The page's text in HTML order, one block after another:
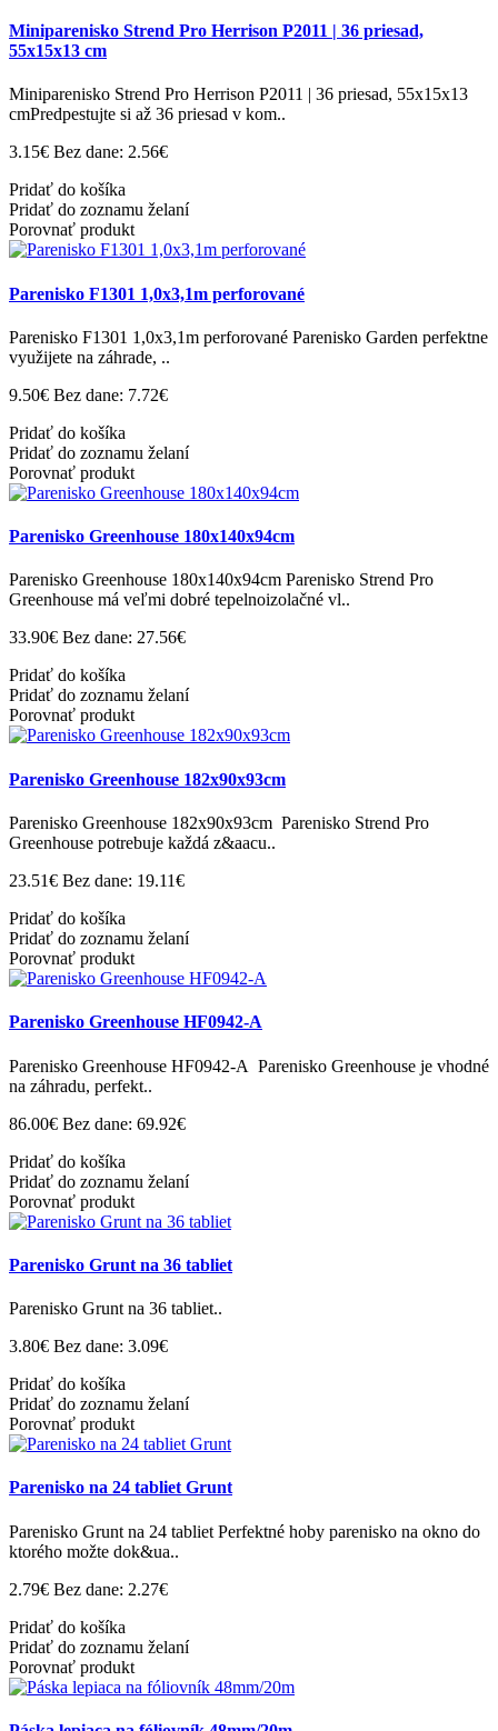
Miniparenisko Strend Pro Herrison P2011 | 36 priesad,
55x15x13 cm
Miniparenisko Strend Pro Herrison P2011 | 36 priesad, 55x15x13
cmPredpestujte si až 36 priesad v kom..
3.15€ Bez dane: 2.56€
Pridať do košíka
Pridať do zoznamu želaní
Porovnať produkt
Parenisko F1301 1,0x3,1m perforované
Parenisko F1301 1,0x3,1m perforované Parenisko Garden perfektne
využijete na záhrade, ..
9.50€ Bez dane: 7.72€
Pridať do košíka
Pridať do zoznamu želaní
Porovnať produkt
Parenisko Greenhouse 180x140x94cm
Parenisko Greenhouse 180x140x94cm Parenisko Strend Pro
Greenhouse má veľmi dobré tepelnoizolačné vl..
33.90€ Bez dane: 27.56€
Pridať do košíka
Pridať do zoznamu želaní
Porovnať produkt
Parenisko Greenhouse 182x90x93cm
Parenisko Greenhouse 182x90x93cm Parenisko Strend Pro
Greenhouse potrebuje každá z&aacu..
23.51€ Bez dane: 19.11€
Pridať do košíka
Pridať do zoznamu želaní
Porovnať produkt
Parenisko Greenhouse HF0942-A
Parenisko Greenhouse HF0942-A Parenisko Greenhouse je vhodné
na záhradu, perfekt..
86.00€ Bez dane: 69.92€
Pridať do košíka
Pridať do zoznamu želaní
Porovnať produkt
Parenisko Grunt na 36 tabliet
Parenisko Grunt na 36 tabliet..
3.80€ Bez dane: 3.09€
Pridať do košíka
Pridať do zoznamu želaní
Porovnať produkt
Parenisko na 24 tabliet Grunt
Parenisko Grunt na 24 tabliet Perfektné hoby parenisko na okno do
ktorého možte dok&ua..
2.79€ Bez dane: 2.27€
Pridať do košíka
Pridať do zoznamu želaní
Porovnať produkt